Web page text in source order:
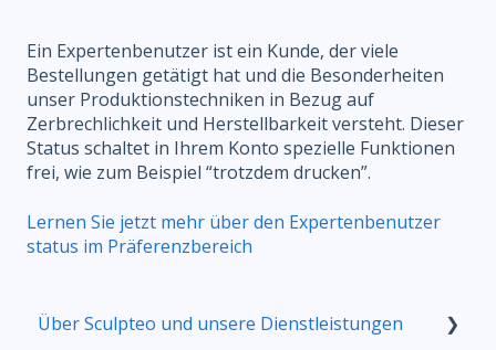
Ein Expertenbenutzer ist ein Kunde, der viele
Bestellungen getätigt hat und die Besonderheiten
unser Produktionstechniken in Bezug auf
Zerbrechlichkeit und Herstellbarkeit versteht. Dieser
Status schaltet in Ihrem Konto spezielle Funktionen
frei, wie zum Beispiel “trotzdem drucken”.
Lernen Sie jetzt mehr über den Expertenbenutzer
status im Präferenzbereich
Über Sculpteo und unsere Dienstleistungen